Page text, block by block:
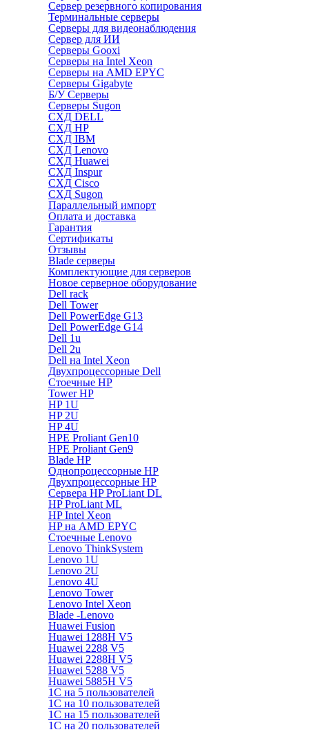
Сервер резервного копирования
Терминальные серверы
Серверы для видеонаблюдения
Сервер для ИИ
Серверы Gooxi
Серверы на Intel Xeon
Серверы на AMD EPYC
Серверы Gigabyte
Б/У Серверы
Серверы Sugon
СХД DELL
СХД HP
СХД IBM
СХД Lenovo
СХД Huawei
СХД Inspur
СХД Cisco
СХД Sugon
Параллельный импорт
Оплата и доставка
Гарантия
Сертификаты
Отзывы
Blade серверы
Комплектующие для серверов
Новое серверное оборудование
Dell rack
Dell Tower
Dell PowerEdge G13
Dell PowerEdge G14
Dell 1u
Dell 2u
Dell на Intel Xeon
Двухпроцессорные Dell
Стоечные HP
Tower HP
HP 1U
HP 2U
HP 4U
HPE Proliant Gen10
HPE Proliant Gen9
Blade HP
Однопроцессорные HP
Двухпроцессорные HP
Сервера HP ProLiant DL
HP ProLiant ML
HP Intel Xeon
HP на AMD EPYC
Стоечные Lenovo
Lenovo ThinkSystem
Lenovo 1U
Lenovo 2U
Lenovo 4U
Lenovo Tower
Lenovo Intel Xeon
Blade -Lenovo
Huawei Fusion
Huawei 1288H V5
Huawei 2288 V5
Huawei 2288H V5
Huawei 5288 V5
Huawei 5885H V5
1С на 5 пользователей
1С на 10 пользователей
1С на 15 пользователей
1С на 20 пользователей